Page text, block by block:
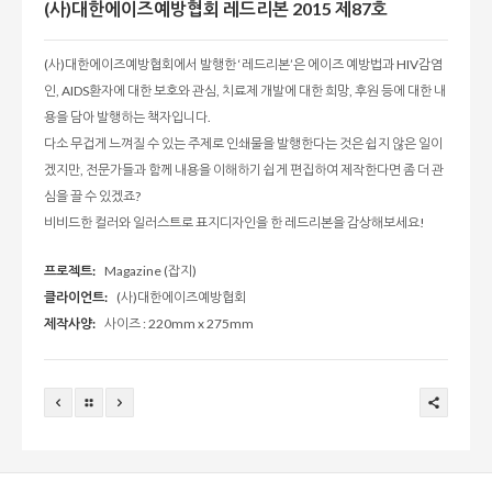
(사)대한에이즈예방협회 레드리본 2015 제87호
(사)대한에이즈예방협회에서 발행한 ‘레드리본’은 에이즈 예방법과 HIV감염
인, AIDS환자에 대한 보호와 관심, 치료제 개발에 대한 희망, 후원 등에 대한 내
용을 담아 발행하는 책자입니다.
다소 무겁게 느껴질 수 있는 주제로 인쇄물을 발행한다는 것은 쉽지 않은 일이
겠지만, 전문가들과 함께 내용을 이해하기 쉽게 편집하여 제작한다면 좀 더 관
심을 끌 수 있겠죠?
비비드한 컬러와 일러스트로 표지디자인을 한 레드리본을 감상해보세요!
프로젝트: Magazine (잡지)
클라이언트: (사)대한에이즈예방협회
제작사양: 사이즈 : 220mm x 275mm